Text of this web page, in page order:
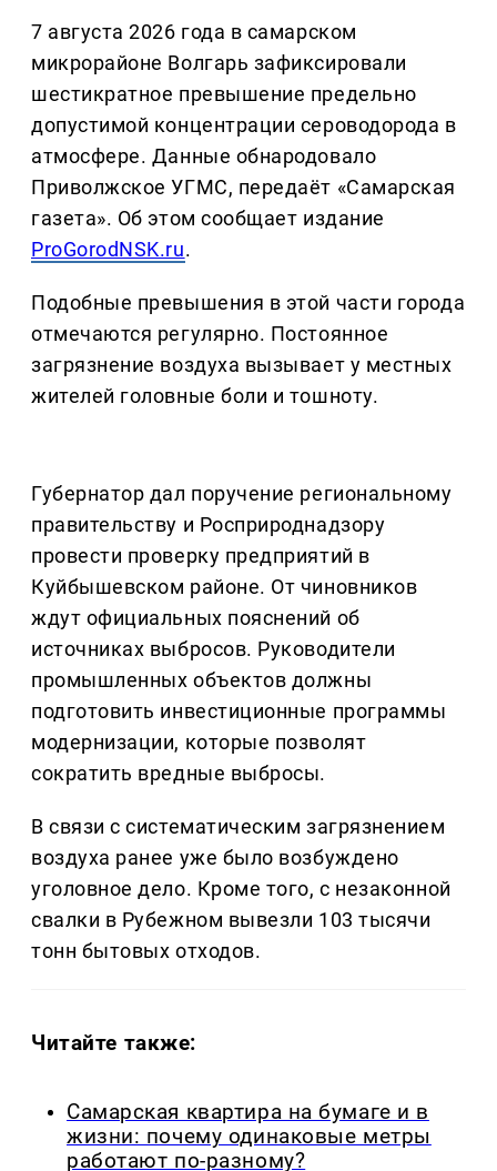
7 августа 2026 года в самарском
микрорайоне Волгарь зафиксировали
шестикратное превышение предельно
допустимой концентрации сероводорода в
атмосфере. Данные обнародовало
Приволжское УГМС, передаёт «Самарская
газета». Об этом сообщает издание
ProGorodNSK.ru.
Подобные превышения в этой части города
отмечаются регулярно. Постоянное
загрязнение воздуха вызывает у местных
жителей головные боли и тошноту.
Губернатор дал поручение региональному
правительству и Росприроднадзору
провести проверку предприятий в
Куйбышевском районе. От чиновников
ждут официальных пояснений об
источниках выбросов. Руководители
промышленных объектов должны
подготовить инвестиционные программы
модернизации, которые позволят
сократить вредные выбросы.
В связи с систематическим загрязнением
воздуха ранее уже было возбуждено
уголовное дело. Кроме того, с незаконной
свалки в Рубежном вывезли 103 тысячи
тонн бытовых отходов.
Читайте также:
Самарская квартира на бумаге и в
жизни: почему одинаковые метры
работают по-разному?